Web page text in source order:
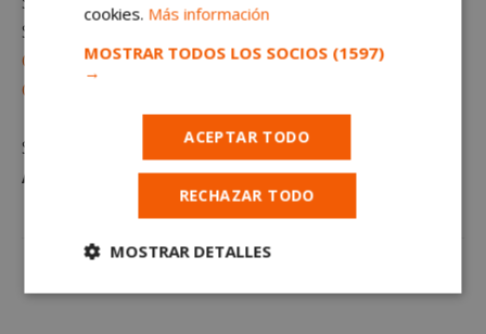
Suscríbete gratis al
Canal de Telegram
Canal de Whatsapp
Sigue toda la
actualidad de
Alcorcón
alcorconhoy.com
cookies. Más información
MOSTRAR TODOS LOS SOCIOS (1597)
→
ACEPTAR TODO
RECHAZAR TODO
MOSTRAR DETALLES
Cookies
Cookies de